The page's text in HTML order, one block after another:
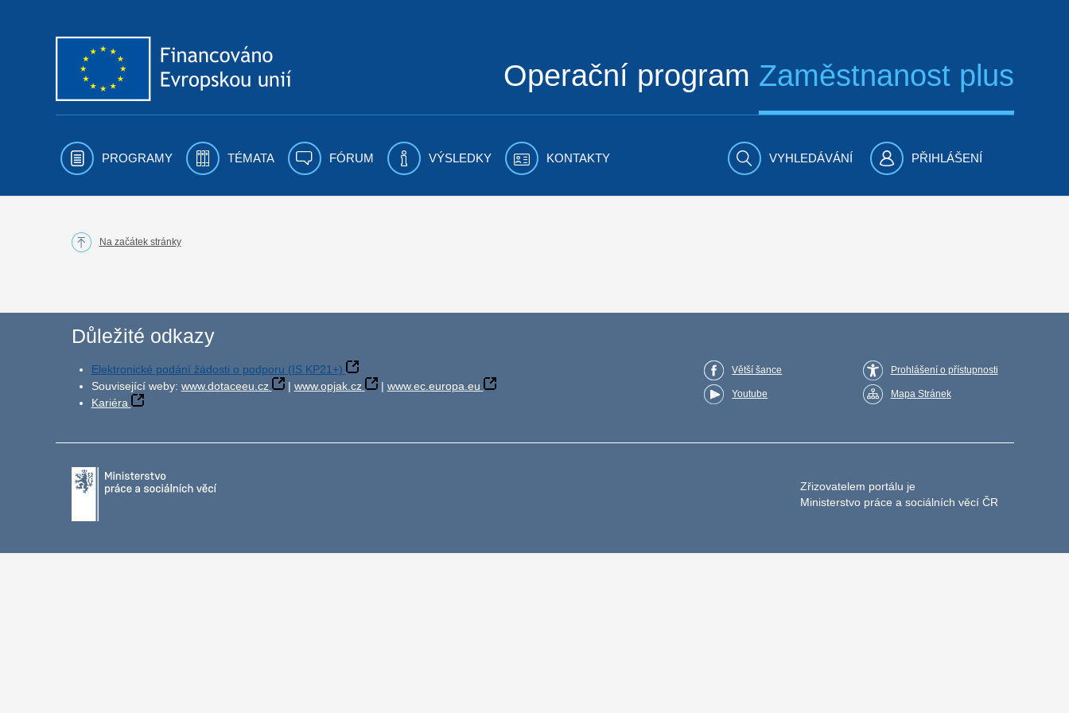
Operační program Zaměstnanost plus
PROGRAMY TÉMATA FÓRUM VÝSLEDKY KONTAKTY VYHLEDÁVÁNÍ PŘIHLÁŠENÍ
Na začátek stránky
Důležité odkazy
Elektronické podání žádosti o podporu (IS KP21+)
Související weby: www.dotaceeu.cz | www.opjak.cz | www.ec.europa.eu
Kariéra
Větší šance
Youtube
Prohlášení o přístupnosti
Mapa Stránek
Zřizovatelem portálu je
Ministerstvo práce a sociálních věcí ČR